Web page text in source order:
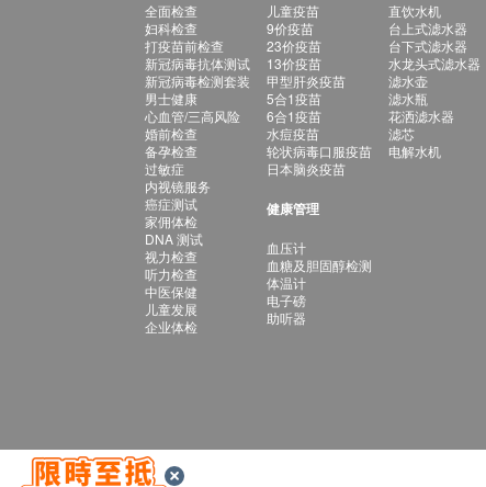
全面检查
妇科检查
打疫苗前检查
新冠病毒抗体测试
新冠病毒检测套装
男士健康
心血管/三高风险
婚前检查
备孕检查
过敏症
内视镜服务
癌症测试
家佣体检
DNA 测试
视力检查
听力检查
中医保健
儿童发展
企业体检
儿童疫苗
9价疫苗
23价疫苗
13价疫苗
甲型肝炎疫苗
5合1疫苗
6合1疫苗
水痘疫苗
轮状病毒口服疫苗
日本脑炎疫苗
健康管理
血压计
血糖及胆固醇检测
体温计
电子磅
助听器
直饮水机
台上式滤水器
台下式滤水器
水龙头式滤水器
滤水壶
滤水瓶
花洒滤水器
滤芯
电解水机